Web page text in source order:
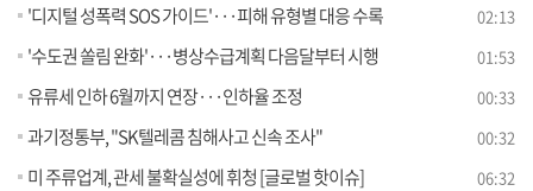
'디지털 성폭력 SOS 가이드'···피해 유형별 대응 수록 02:13
'수도권 쏠림 완화'···병상수급계획 다음달부터 시행 01:53
유류세 인하 6월까지 연장···인하율 조정 00:33
과기정통부, "SK텔레콤 침해사고 신속 조사" 00:32
미 주류업계, 관세 불확실성에 휘청 [글로벌 핫이슈] 06:32